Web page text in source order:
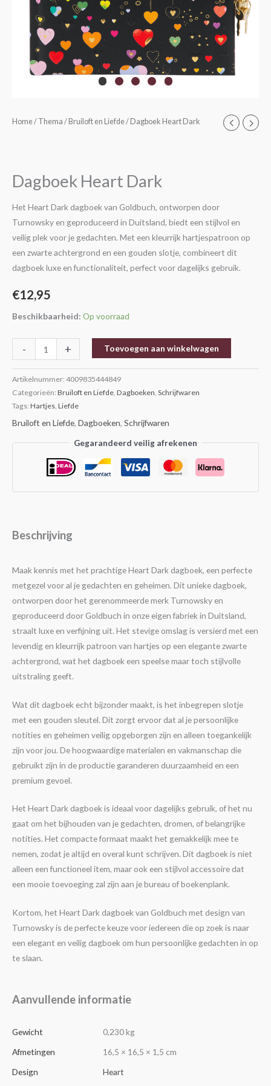
Home/ Thema / Bruiloft en Liefde/ Dagboek Heart Dark
Dagboek Heart Dark
Het Heart Dark dagboek van Goldbuch, ontworpen door
Turnowsky en geproduceerd in Duitsland, biedt een stijlvol en
veilig plek voor je gedachten. Met een kleurrijk hartjespatroon op
een zwarte achtergrond en een gouden slotje, combineert dit
dagboek luxe en functionaliteit, perfect voor dagelijks gebruik.
€12,95
Beschikbaarheid: Op voorraad
-
Dagboek
+ Toevoegen aan winkelwagen
Artikelnummer: 4009835444849
Categorieën: Bruiloft en Liefde, Dagboeken, Schrijfwaren
Tags: Hartjes, Liefde
Bruiloft en Liefde, Dagboeken, Schrijfwaren
Gegarandeerd veilig afrekenen
Beschrijving
Maak kennis met het prachtige Heart Dark dagboek, een perfecte
metgezel voor al je gedachten en geheimen. Dit unieke dagboek,
ontworpen door het gerenommeerde merk Turnowsky en
geproduceerd door Goldbuch in onze eigen fabriek in Duitsland,
straalt luxe en verfijning uit. Het stevige omslag is versierd met een
levendig en kleurrijk patroon van hartjes op een elegante zwarte
achtergrond, wat het dagboek een speelse maar toch stijlvolle
uitstraling geeft.
Wat dit dagboek echt bijzonder maakt, is het inbegrepen slotje
met een gouden sleutel. Dit zorgt ervoor dat al je persoonlijke
notities en geheimen veilig opgeborgen zijn en alleen toegankelijk
zijn voor jou. De hoogwaardige materialen en vakmanschap die
gebruikt zijn in de productie garanderen duurzaamheid en een
premium gevoel.
Het Heart Dark dagboek is ideaal voor dagelijks gebruik, of het nu
gaat om het bijhouden van je gedachten, dromen, of belangrijke
notities. Het compacte formaat maakt het gemakkelijk mee te
nemen, zodat je altijd en overal kunt schrijven. Dit dagboek is niet
alleen een functioneel item, maar ook een stijlvol accessoire dat
een mooie toevoeging zal zijn aan je bureau of boekenplank.
Kortom, het Heart Dark dagboek van Goldbuch met design van
Turnowsky is de perfecte keuze voor iedereen die op zoek is naar
een elegant en veilig dagboek om hun persoonlijke gedachten in op
te slaan.
Aanvullende informatie
Gewicht
0,230 kg
Afmetingen
16,5 × 16,5 × 1,5 cm
Design
Heart